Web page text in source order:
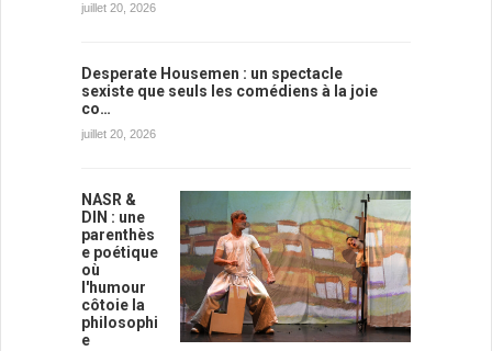
juillet 20, 2026
Desperate Housemen : un spectacle
sexiste que seuls les comédiens à la joie
co…
juillet 20, 2026
NASR &
DIN : une
parenthès
e poétique
où
l'humour
côtoie la
philosophi
e